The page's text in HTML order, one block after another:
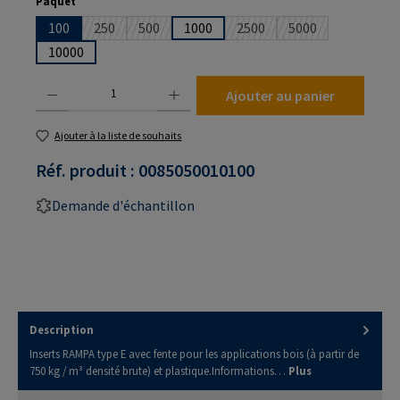
100 250(Cette option n'est pas disponible pour le moment.)
500(Cette option n'est pas disponible pour le
1000 2500(Cette option n'est pas
5000(Cette option
10000
Ajouter au panier
Ajouter à la liste de souhaits
Réf. produit : 0085050010100
Demande d'échantillon
Description
Inserts RAMPA type E avec fente pour les applications bois (à partir de
750 kg / m³ densité brute) et plastique.Informations… Plus